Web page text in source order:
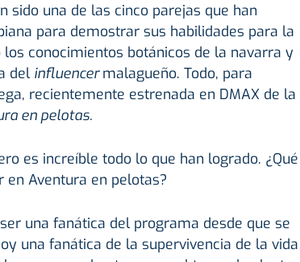
sido una de las cinco parejas que han
para demostrar sus habilidades para la
conocimientos botánicos de la navarra y
del influencermalagueño. Todo, para
recientemente estrenada en DMAX de la
en pelotas.
es increíble todo lo que han logrado. ¿Qué
Aventura en pelotas?
una fanática del programa desde que se
una fanática de la supervivencia de la vida